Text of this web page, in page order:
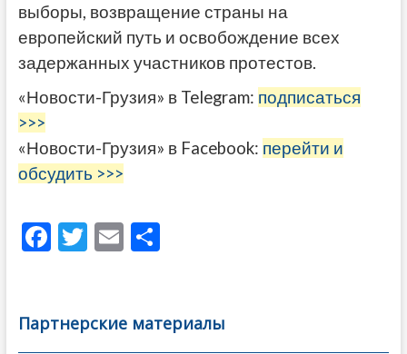
выборы, возвращение страны на
европейский путь и освобождение всех
задержанных участников протестов.
«Новости-Грузия» в Telegram: подписаться
>>>
«Новости-Грузия» в Facebook: перейти и
обсудить >>>
F
b
T
er
E
l
О
а
Партнерские материалы